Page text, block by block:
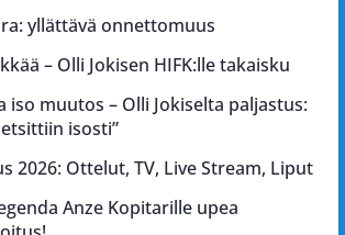
yllättävä onnettomuus
– Olli Jokisen HIFK:lle takaisku
iso muutos – Olli Jokiselta paljastus:
isosti”
2026: Ottelut, TV, Live Stream, Liput
Anze Kopitarille upea